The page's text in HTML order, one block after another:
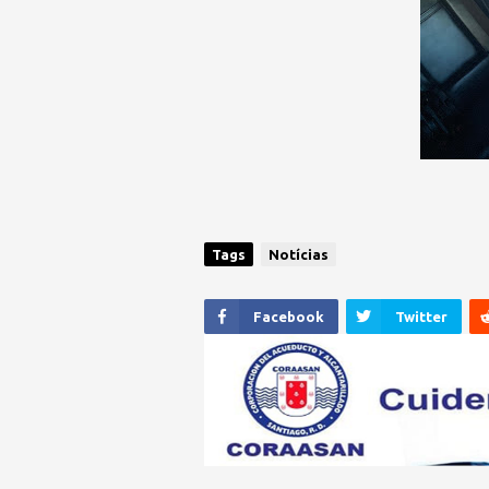
Tags Notícias
Facebook Twitter